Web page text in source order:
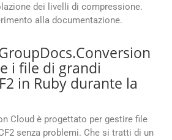
dei livelli di compressione.
alla documentazione.
i file di grandi
in Ruby durante la
Cloud è progettato per gestire file
senza problemi. Che si tratti di un